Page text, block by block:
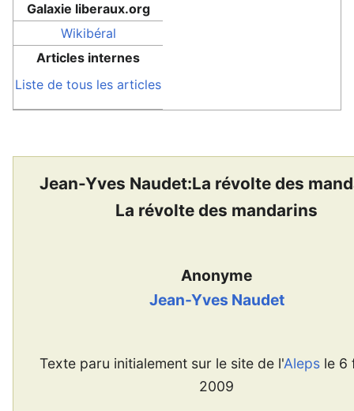
Galaxie liberaux.org
Wikibéral
Articles internes
Liste de tous les articles
Jean-Yves Naudet:La révolte des
La révolte des mandarins
Anonyme
Jean-Yves Naudet
Texte paru initialement sur le site de l'Alepsle 6
2009